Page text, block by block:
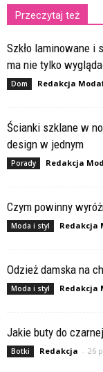
Przeczytaj też
Szkło laminowane i
ma nie tylko
Dom Redakcja
Ścianki szklane w
design w jednym
Porady Redakcja
Czym powinny
Moda i styl Redakcja
Odzież damska na
Moda i styl Redakcja
Jakie buty do
Botki Redakcja - 26